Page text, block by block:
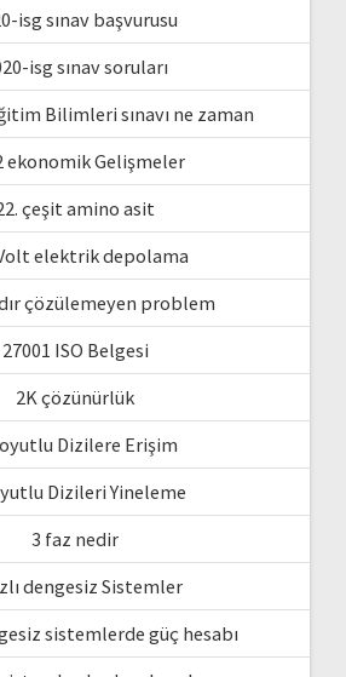
isg sınav başvurusu
isg sınav soruları
Bilimleri sınavı ne zaman
ekonomik Gelişmeler
çeşit amino asit
elektrik depolama
çözülemeyen problem
27001 ISO Belgesi
2K çözünürlük
Dizilere Erişim
Dizileri Yineleme
3 faz nedir
dengesiz Sistemler
sistemlerde güç hesabı